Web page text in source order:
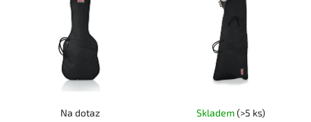
Na dotaz Skladem(>5 ks)